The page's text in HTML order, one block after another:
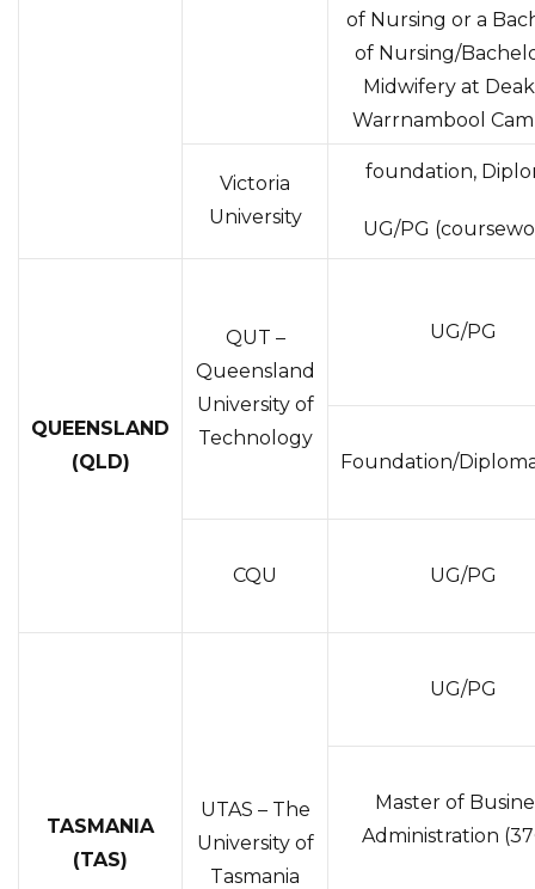
of Nursing or a
of Nursing/
Midwifery at
Warrnambool
Victoria
University
foundation,
UG/PG
QUEENSLAND
(QLD)
QUT –
Queensland
University of
Technology
UG/PG
Foundation/
CQU UG/PG
TASMANIA
(TAS)
UTAS – The
University of
Tasmania
UG/PG
Master of
Administration